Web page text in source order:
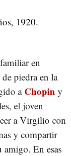
en
de piedra en la
a Chopin y
el joven
a Virgilio con
y compartir
amigo. En esas